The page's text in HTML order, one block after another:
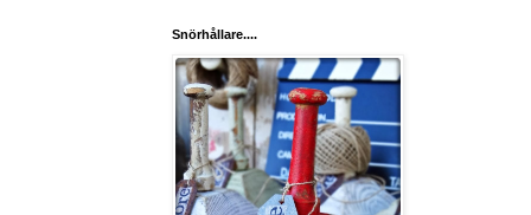
Snörhållare....